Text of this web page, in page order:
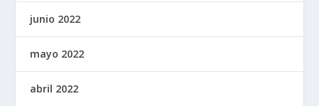
junio 2022
mayo 2022
abril 2022